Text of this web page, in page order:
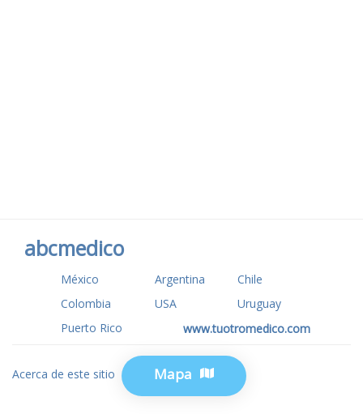
Mapa
abcmedico
México Argentina
Chile
Colombia
USA
Uruguay
Puerto Rico
www.tuotromedico.com
Acerca de este sitio Privacidad